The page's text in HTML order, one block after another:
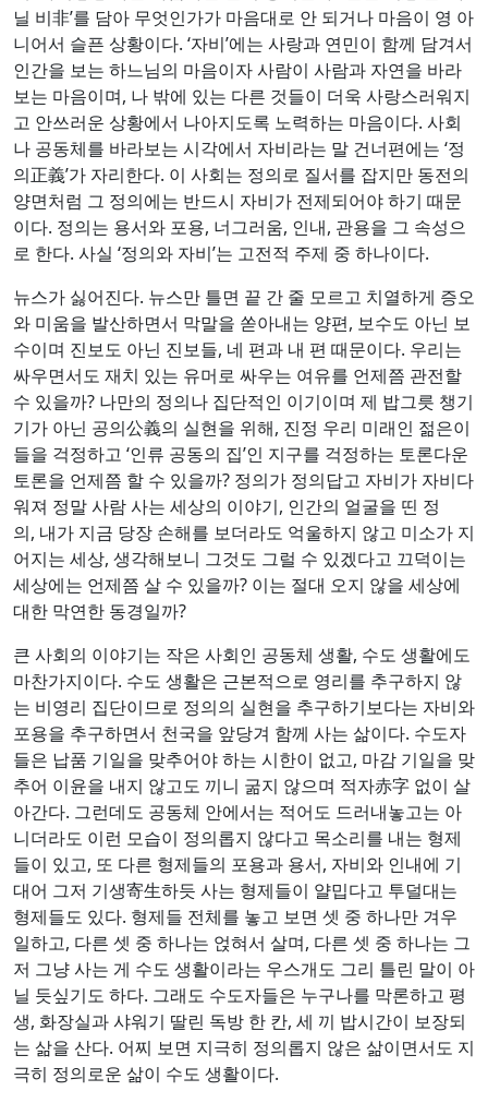
닐 비非’를 담아 무엇인가가 마음대로 안 되거나 마음이 영 아
니어서 슬픈 상황이다. ‘자비’에는 사랑과 연민이 함께 담겨서
인간을 보는 하느님의 마음이자 사람이 사람과 자연을 바라
보는 마음이며, 나 밖에 있는 다른 것들이 더욱 사랑스러워지
고 안쓰러운 상황에서 나아지도록 노력하는 마음이다. 사회
나 공동체를 바라보는 시각에서 자비라는 말 건너편에는 ‘정
의正義’가 자리한다. 이 사회는 정의로 질서를 잡지만 동전의
양면처럼 그 정의에는 반드시 자비가 전제되어야 하기 때문
이다. 정의는 용서와 포용, 너그러움, 인내, 관용을 그 속성으
로 한다. 사실 ‘정의와 자비’는 고전적 주제 중 하나이다.
뉴스가 싫어진다. 뉴스만 틀면 끝 간 줄 모르고 치열하게 증오
와 미움을 발산하면서 막말을 쏟아내는 양편, 보수도 아닌 보
수이며 진보도 아닌 진보들, 네 편과 내 편 때문이다. 우리는
싸우면서도 재치 있는 유머로 싸우는 여유를 언제쯤 관전할
수 있을까? 나만의 정의나 집단적인 이기이며 제 밥그릇 챙기
기가 아닌 공의公義의 실현을 위해, 진정 우리 미래인 젊은이
들을 걱정하고 ‘인류 공동의 집’인 지구를 걱정하는 토론다운
토론을 언제쯤 할 수 있을까? 정의가 정의답고 자비가 자비다
워져 정말 사람 사는 세상의 이야기, 인간의 얼굴을 띤 정
의, 내가 지금 당장 손해를 보더라도 억울하지 않고 미소가 지
어지는 세상, 생각해보니 그것도 그럴 수 있겠다고 끄덕이는
세상에는 언제쯤 살 수 있을까? 이는 절대 오지 않을 세상에
대한 막연한 동경일까?
큰 사회의 이야기는 작은 사회인 공동체 생활, 수도 생활에도
마찬가지이다. 수도 생활은 근본적으로 영리를 추구하지 않
는 비영리 집단이므로 정의의 실현을 추구하기보다는 자비와
포용을 추구하면서 천국을 앞당겨 함께 사는 삶이다. 수도자
들은 납품 기일을 맞추어야 하는 시한이 없고, 마감 기일을 맞
추어 이윤을 내지 않고도 끼니 굶지 않으며 적자赤字 없이 살
아간다. 그런데도 공동체 안에서는 적어도 드러내놓고는 아
니더라도 이런 모습이 정의롭지 않다고 목소리를 내는 형제
들이 있고, 또 다른 형제들의 포용과 용서, 자비와 인내에 기
대어 그저 기생寄生하듯 사는 형제들이 얄밉다고 투덜대는
형제들도 있다. 형제들 전체를 놓고 보면 셋 중 하나만 겨우
일하고, 다른 셋 중 하나는 얹혀서 살며, 다른 셋 중 하나는 그
저 그냥 사는 게 수도 생활이라는 우스개도 그리 틀린 말이 아
닐 듯싶기도 하다. 그래도 수도자들은 누구나를 막론하고 평
생, 화장실과 샤워기 딸린 독방 한 칸, 세 끼 밥시간이 보장되
는 삶을 산다. 어찌 보면 지극히 정의롭지 않은 삶이면서도 지
극히 정의로운 삶이 수도 생활이다.